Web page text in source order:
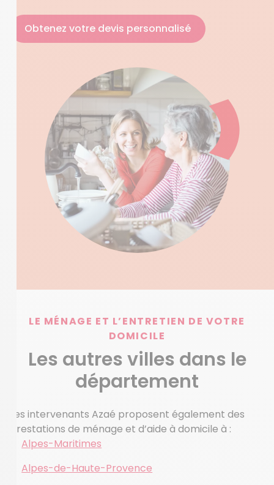
Obtenez votre devis personnalisé
LE MÉNAGE ET L’ENTRETIEN DE VOTRE
DOMICILE
Les autres villes dans le
département
Les intervenants Azaé proposent également des
prestations de ménage et d’aide à domicile à :
Alpes-Maritimes
Alpes-de-Haute-Provence